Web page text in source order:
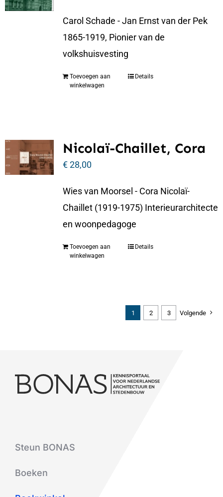
Carol Schade - Jan Ernst van der Pek
1865-1919, Pionier van de
volkshuisvesting
Toevoegen aan
winkelwagen
Details
Nicolaï-Chaillet, Cora
€28,00
Wies van Moorsel - Cora Nicolaï-
Chaillet (1919-1975) Interieurarchitecte
en woonpedagoge
Toevoegen aan
winkelwagen
Details
1 2 3 Volgende
Steun BONAS
Boeken